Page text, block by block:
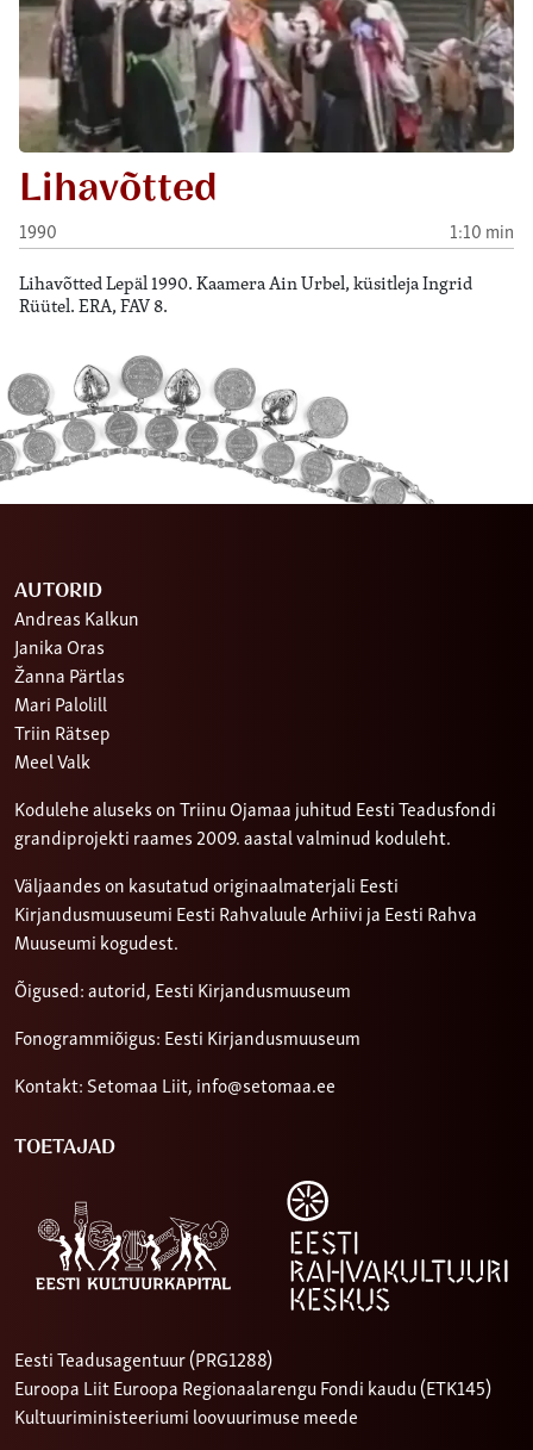
Lihavõtted
1990 1:10 min
Lihavõtted Lepäl 1990. Kaamera Ain Urbel, küsitleja Ingrid
Rüütel. ERA, FAV 8.
AUTORID
Andreas Kalkun
Janika Oras
Žanna Pärtlas
Mari Palolill
Triin Rätsep
Meel Valk
Kodulehe aluseks on Triinu Ojamaa juhitud Eesti Teadusfondi
grandiprojekti raames 2009. aastal valminud koduleht.
Väljaandes on kasutatud originaalmaterjali Eesti
Kirjandusmuuseumi Eesti Rahvaluule Arhiivi ja Eesti Rahva
Muuseumi kogudest.
Õigused: autorid, Eesti Kirjandusmuuseum
Fonogrammiõigus: Eesti Kirjandusmuuseum
Kontakt: Setomaa Liit, info@setomaa.ee
TOETAJAD
Eesti Teadusagentuur (PRG1288)
Euroopa Liit Euroopa Regionaalarengu Fondi kaudu (ETK145)
Kultuuriministeeriumi loovuurimuse meede